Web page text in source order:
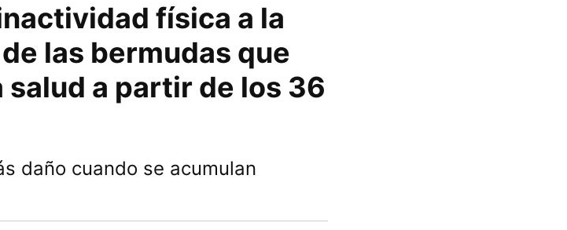
física a la
las bermudas que
salud a partir de los 36
daño cuando se acumulan